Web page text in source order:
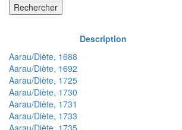
Rechercher
Description
Aarau/Diète, 1688
Aarau/Diète, 1692
Aarau/Diète, 1725
Aarau/Diète, 1730
Aarau/Diète, 1731
Aarau/Diète, 1733
Aarau/Diète, 1735